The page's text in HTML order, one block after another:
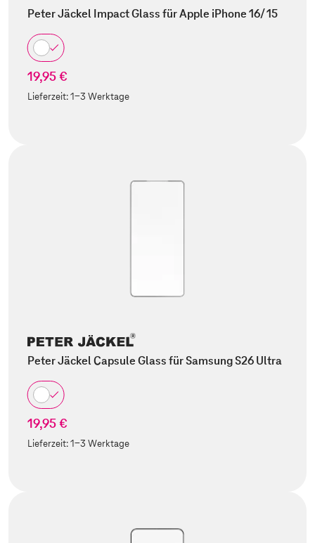
Peter Jäckel Impact Glass für Apple iPhone 16/ 15
19,95 €
Lieferzeit:1-3 Werktage
Peter Jäckel Capsule Glass für Samsung S26 Ultra
19,95 €
Lieferzeit:1-3 Werktage